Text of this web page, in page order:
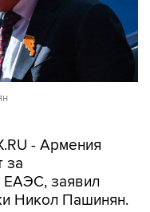
- Армения
за
ЕАЭС, заявил
Никол Пашинян.